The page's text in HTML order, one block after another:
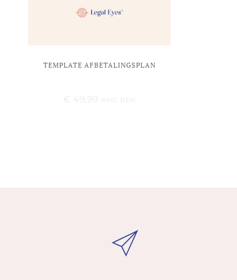
TEMPLATE AFBETALINGSPLAN
€ 49,99 excl. btw